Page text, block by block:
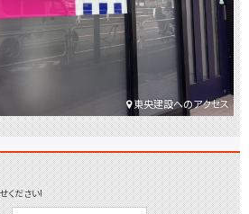
東央建設へのアクセス
ください!